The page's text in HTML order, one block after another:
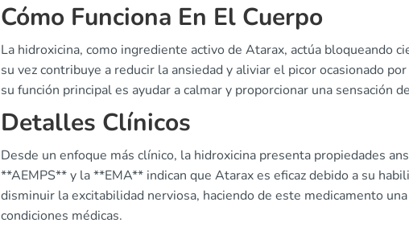
Cómo Funciona En El Cuerpo
La hidroxicina, como ingrediente activo de Atarax, actúa bloqueando
su vez contribuye a reducir la ansiedad y aliviar el picor ocasionado
su función principal es ayudar a calmar y proporcionar una sensación
Detalles Clínicos
Desde un enfoque más clínico, la hidroxicina presenta propiedades
**AEMPS** y la **EMA** indican que Atarax es eficaz debido a su
disminuir la excitabilidad nerviosa, haciendo de este medicamento
condiciones médicas.